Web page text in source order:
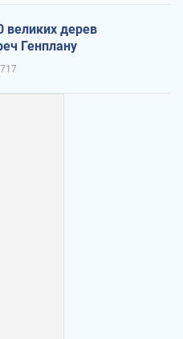
великих дерев
Генплану
717